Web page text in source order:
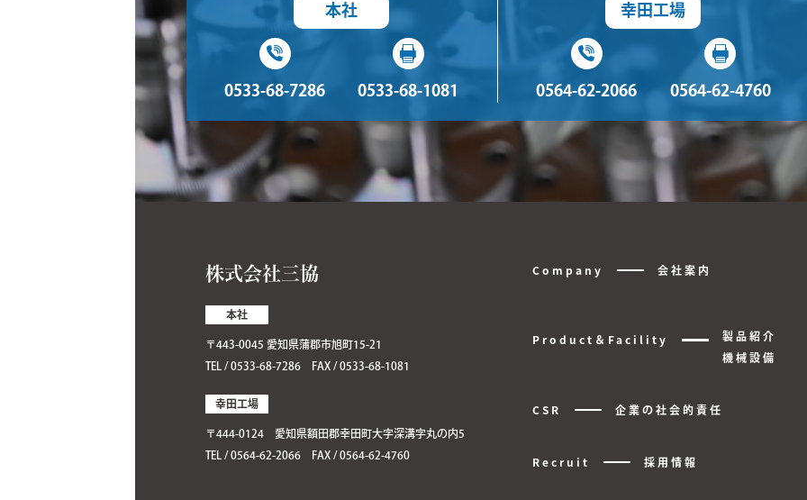
本社
0533-68-7286 0533-68-1081
幸田工場
0564-62-2066 0564-62-4760
株式会社三協
本社
〒443-0045 愛知県蒲郡市旭町15-21
TEL / 0533-68-7286 FAX / 0533-68-1081
幸田工場
〒444-0124 愛知県額田郡幸田町大字深溝字丸の内5
TEL / 0564-62-2066 FAX / 0564-62-4760
Company 会社案内
Product＆Facility
製品紹介
機械設備
CSR 企業の社会的責任
Recruit 採用情報